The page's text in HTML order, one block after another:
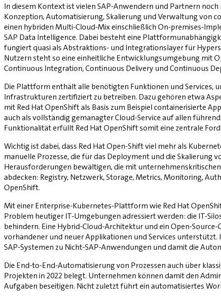
In diesem Kontext ist vielen SAP-Anwendern und Partnern
Konzeption, Automatisierung, Skalierung und Verwaltung von
einen hybriden Multi-Cloud-Mix einschließlich On-premises-
SAP Data Intelligence. Dabei besteht eine
fungiert quasi als Abstraktions- und Integrationslayer für
Nutzern steht so eine einheitliche Entwicklungsumgebung mit
Continuous Integration, Continuous Delivery und Continuous
Die Plattform enthält alle benötigten Funktionen und
Infrastrukturen zertifiziert zu betreiben. Dazu gehören etwa
mit Red Hat OpenShift als Basis zum Beispiel containerisierte
auch als vollständig gemanagter Cloud-Service auf allen
Funktionalität erfüllt Red Hat OpenShift somit eine zentrale
Wichtig ist dabei, dass Red Hat Open-Shift viel mehr als
manuelle Prozesse, die für das Deployment und die
Herausforderungen bewältigen, die mit
abdecken: Registry, Netzwerk, Storage, Metrics, Monitoring,
OpenShift.
Mit einer Enterprise-Kubernetes-Plattform wie Red Hat
Problem heutiger IT-Umgebungen adressiert werden: die IT-
behindern. Eine Hybrid-Cloud-Architektur und ein Open-
vorhandener und neuer Applikationen und Services
SAP-Systemen zu Nicht-SAP-Anwendungen und damit die
Die End-to-End-Automatisierung von Prozessen auch über
Projekten in 2022 belegt. Unternehmen können damit den
Aufgaben beseitigen. Nicht zuletzt führt ein automatisiertes